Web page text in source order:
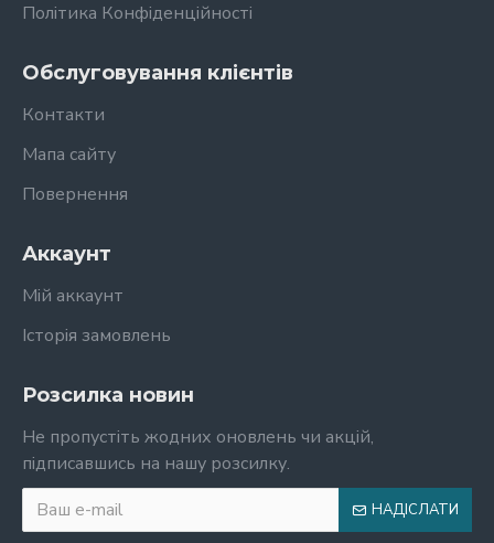
Політика Конфіденційності
Обслуговування клієнтів
Контакти
Мапа сайту
Повернення
Аккаунт
Мій аккаунт
Історія замовлень
Розсилка новин
Не пропустіть жодних оновлень чи акцій,
підписавшись на нашу розсилку.
НАДІСЛАТИ